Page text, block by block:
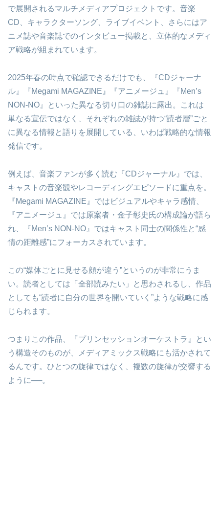
で展開されるマルチメディアプロジェクトです。音楽
CD、キャラクターソング、ライブイベント、さらにはア
ニメ誌や音楽誌でのインタビュー掲載と、立体的なメディ
ア戦略が組まれています。
2025年春の時点で確認できるだけでも、『CDジャーナ
ル』『Megami MAGAZINE』『アニメージュ』『Men’s
NON-NO』といった異なる切り口の雑誌に露出。これは
単なる宣伝ではなく、それぞれの雑誌が持つ“読者層”ごと
に異なる情報と語りを展開している、いわば戦略的な情報
発信です。
例えば、音楽ファンが多く読む『CDジャーナル』では、
キャストの音楽観やレコーディングエピソードに重点を。
『Megami MAGAZINE』ではビジュアルやキャラ感情、
『アニメージュ』では原案者・金子彰史氏の構成論が語ら
れ、『Men’s NON-NO』ではキャスト同士の関係性と“感
情の距離感”にフォーカスされています。
この“媒体ごとに見せる顔が違う”というのが非常にうま
い。読者としては「全部読みたい」と思わされるし、作品
としても“読者に自分の世界を開いていく”ような戦略に感
じられます。
つまりこの作品、『プリンセッションオーケストラ』とい
う構造そのものが、メディアミックス戦略にも活かされて
るんです。ひとつの旋律ではなく、複数の旋律が交響する
ように──。